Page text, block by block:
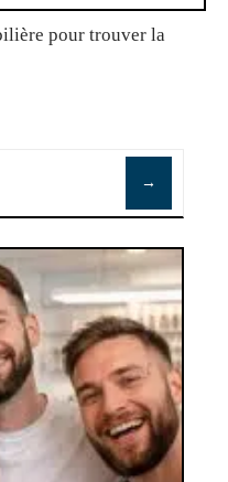
pour trouver la